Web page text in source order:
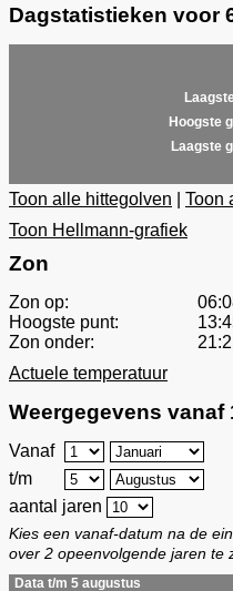
Dagstatistieken voor
Hoogste
Laagste
Toon alle hittegolven
Toon
Toon Hellmann-grafiek
Zon
Zon op:
Hoogste punt:
Zon onder:
Actuele temperatuur
Weergegevens vanaf
Vanaf
t/m
aantal jaren
Kies een vanaf-datum na de
over 2 opeenvolgende jaren te
Data t/m 5 augustus